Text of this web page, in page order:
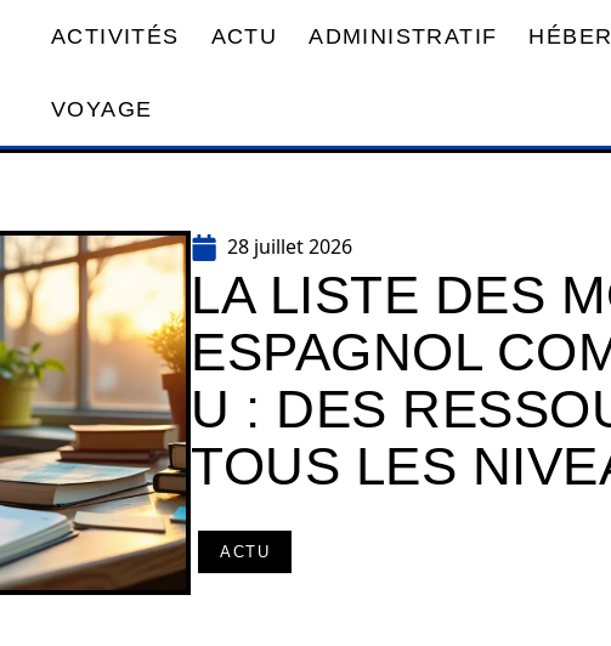
ACTIVITÉS ACTU ADMINISTRATIF
VOYAGE
28 juillet 2026
LA LISTE DES
ESPAGNOL
U : DES
TOUS LES
ACTU